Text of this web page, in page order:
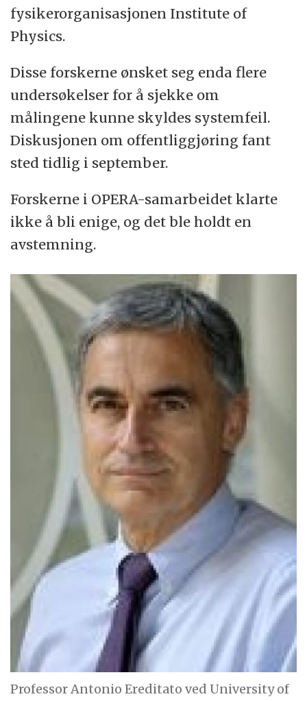
fysikerorganisasjonen Institute of
Physics.
Disse forskerne ønsket seg enda flere
undersøkelser for å sjekke om
målingene kunne skyldes systemfeil.
Diskusjonen om offentliggjøring fant
sted tidlig i september.
Forskerne i OPERA-samarbeidet klarte
ikke å bli enige, og det ble holdt en
avstemning.
Professor Antonio Ereditato ved University of